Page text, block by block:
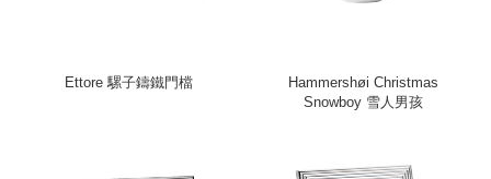
Ettore 騾子鑄鐵門檔
Hammershøi Christmas
Snowboy 雪人男孩